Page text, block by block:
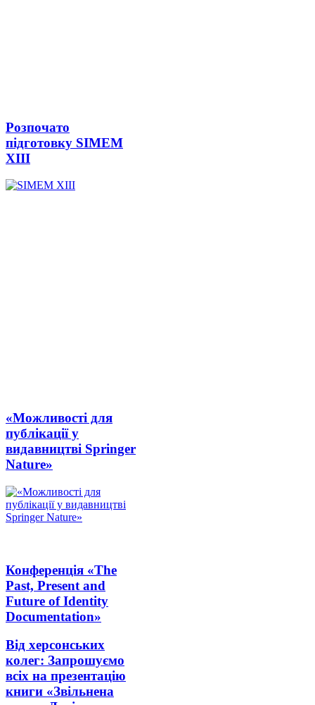
Розпочато
підготовку SIMEM
ХІІІ
«Можливості для
публікації у
видавництві Springer
Nature»
Конференція «The
Past, Present and
Future of Identity
Documentation»
Від херсонських
колег: Запрошуємо
всіх на презентацію
книги «Звільнена